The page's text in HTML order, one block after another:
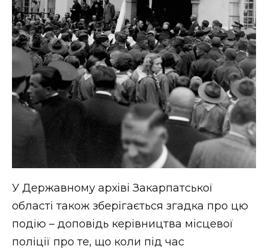
У Державному архіві Закарпатської
області також зберігається згадка про цю
подію – доповідь керівництва місцевої
поліції про те, що коли під час